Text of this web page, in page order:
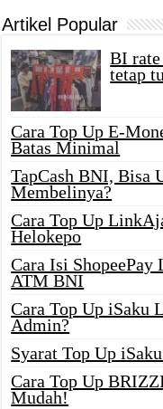
Artikel Popular
BI
tetap
Cara Top Up E-
Batas Minimal
TapCash BNI, Bisa
Membelinya?
Cara Top Up
Helokepo
Cara Isi
ATM BNI
Cara Top Up iSaku
Admin?
Syarat Top Up
Cara Top Up
Mudah!